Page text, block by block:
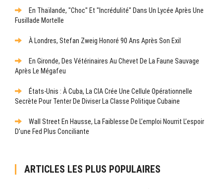
En Thaïlande, "choc" Et "incrédulité" Dans Un Lycée Après Une
Fusillade Mortelle
À Londres, Stefan Zweig Honoré 90 Ans Après Son Exil
En Gironde, Des Vétérinaires Au Chevet De La Faune Sauvage
Après Le Mégafeu
États-Unis : À Cuba, La CIA Crée Une Cellule Opérationnelle
Secrète Pour Tenter De Diviser La Classe Politique Cubaine
Wall Street En Hausse, La Faiblesse De L’emploi Nourrit L’espoir
D’une Fed Plus Conciliante
ARTICLES LES PLUS POPULAIRES